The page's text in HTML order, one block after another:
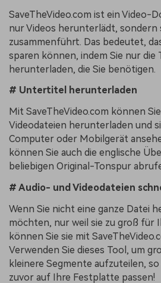
SaveTheVideo.com ist ein Video-
nur Videos herunterlädt, sondern
zusammenführt. Das bedeutet,
sparen können, indem Sie nur die
herunterladen, die Sie benötigen.
# Untertitel herunterladen
Mit SaveTheVideo.com können
Videodateien herunterladen und
Computer oder Mobilgerät
können Sie auch die englische
beliebigen Original-Tonspur
# Audio- und Videodateien
Wenn Sie nicht eine ganze Datei
möchten, nur weil sie zu groß für
können Sie sie mit
Verwenden Sie dieses Tool, um
kleinere Segmente aufzuteilen, so
zuvor auf Ihre Festplatte passen!